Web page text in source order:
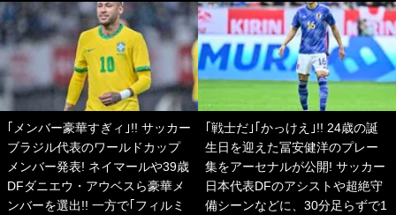
｢メンバー豪華すぎィ｣!! サッカー
ブラジル代表のワールドカップ
メンバー発表! ネイマールや39歳
DFダニエウ・アウベスら豪華メ
ンバーを選出!! 一方で｢フィルミ
｢戦士だ｣｢かっけえ｣!! 24歳の誕
生日を迎えた冨安健洋のプレー
集をアーセナルが公開! サッカー
日本代表DFのアシストや超絶守
備シーンなどに、30分足らずで1